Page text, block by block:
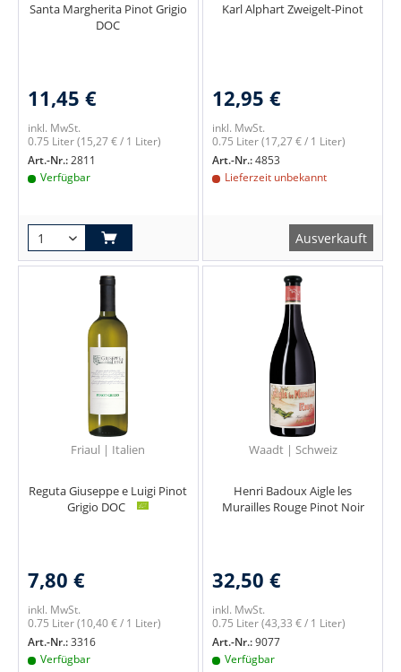
Santa Margherita Pinot Grigio
DOC
11,45 €
inkl. MwSt.
0.75 Liter(15,27 € / 1 Liter)
Art.-Nr.:2811
Verfügbar
Karl Alphart Zweigelt-Pinot
12,95 €
inkl. MwSt.
0.75 Liter(17,27 € / 1 Liter)
Art.-Nr.:4853
Lieferzeit unbekannt
Ausverkauft
Friaul | Italien
Reguta Giuseppe e Luigi Pinot
Grigio DOC
7,80 €
inkl. MwSt.
0.75 Liter(10,40 € / 1 Liter)
Art.-Nr.:3316
Verfügbar
Waadt | Schweiz
Henri Badoux Aigle les
Murailles Rouge Pinot Noir
32,50 €
inkl. MwSt.
0.75 Liter(43,33 € / 1 Liter)
Art.-Nr.:9077
Verfügbar